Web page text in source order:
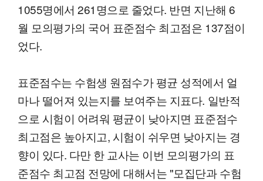
1055명에서 261명으로 줄었다. 반면 지난해 6
월 모의평가의 국어 표준점수 최고점은 137점이
었다.
표준점수는 수험생 원점수가 평균 성적에서 얼
마나 떨어져 있는지를 보여주는 지표다. 일반적
으로 시험이 어려워 평균이 낮아지면 표준점수
최고점은 높아지고, 시험이 쉬우면 낮아지는 경
향이 있다. 다만 한 교사는 이번 모의평가의 표
준점수 최고점 전망에 대해서는 "모집단과 수험